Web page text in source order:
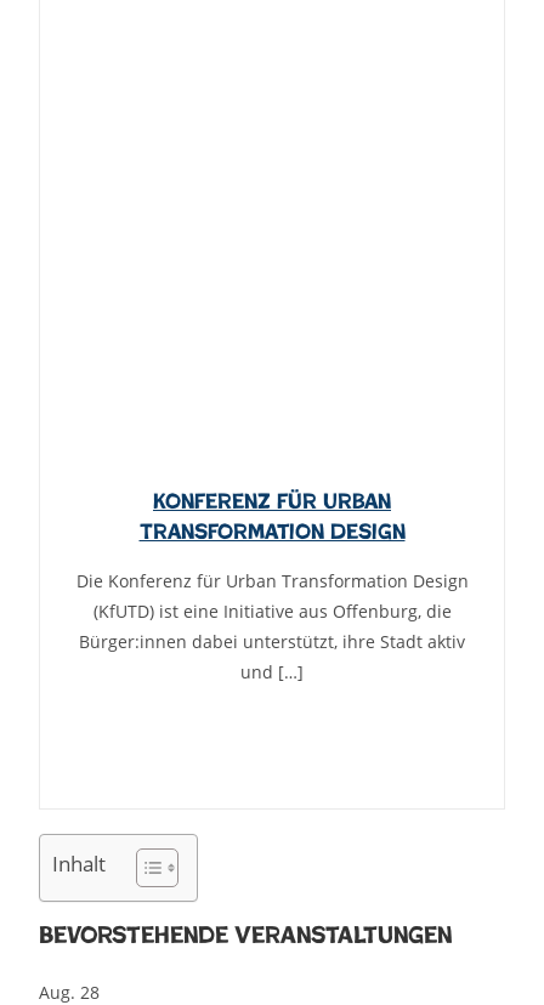
Konferenz für Urban
Transformation Design
Die Konferenz für Urban Transformation Design
(KfUTD) ist eine Initiative aus Offenburg, die
Bürger:innen dabei unterstützt, ihre Stadt aktiv
und […]
Inhalt
Bevorstehende Veranstaltungen
Aug. 28